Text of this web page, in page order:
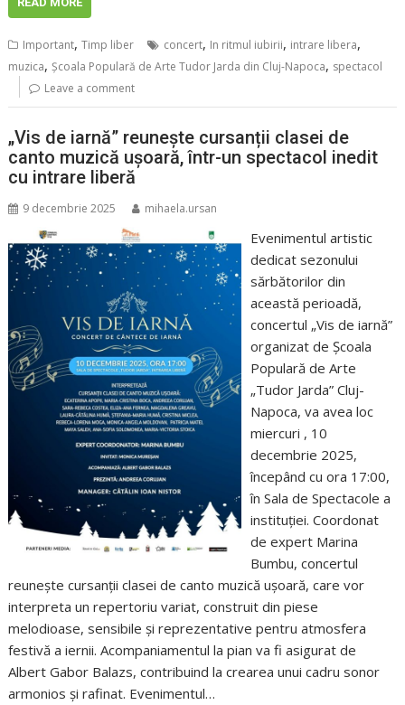
Important,Timp liber concert, In ritmul iubirii, intrare libera,
muzica,Școala Populară de Arte Tudor Jarda din Cluj-Napoca, spectacol
Leave a comment
„Vis de iarnă” reunește cursanții clasei de
canto muzică ușoară, într-un spectacol inedit
cu intrare liberă
9 decembrie 2025 mihaela.ursan
Evenimentul artistic
dedicat sezonului
sărbătorilor din
această perioadă,
concertul „Vis de iarnă”
organizat de Școala
Populară de Arte
„Tudor Jarda” Cluj-
Napoca, va avea loc
miercuri , 10
decembrie 2025,
începând cu ora 17:00,
în Sala de Spectacole a
instituției. Coordonat
de expert Marina
Bumbu, concertul
reunește cursanții clasei de canto muzică ușoară, care vor
interpreta un repertoriu variat, construit din piese
melodioase, sensibile și reprezentative pentru atmosfera
festivă a iernii. Acompaniamentul la pian va fi asigurat de
Albert Gabor Balazs, contribuind la crearea unui cadru sonor
armonios și rafinat. Evenimentul…